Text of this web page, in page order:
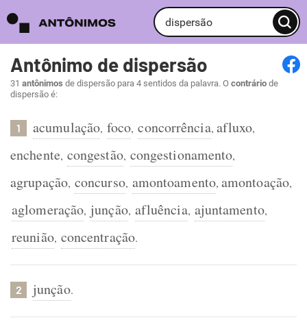
Antônimo de dispersão
31 antônimos de dispersão para 4 sentidos da palavra. O contrário de
dispersão é:
1 acumulação, foco, concorrência, afluxo,
enchente, congestão, congestionamento,
agrupação, concurso, amontoamento, amontoação,
aglomeração, junção, afluência, ajuntamento,
reunião, concentração.
2 junção.